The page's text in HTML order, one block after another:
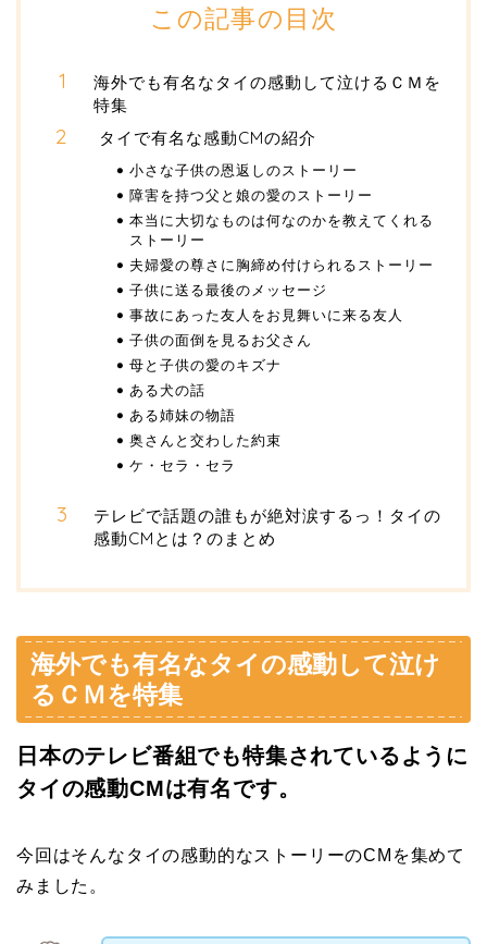
この記事の目次
海外でも有名なタイの感動して泣けるＣＭを
特集
タイで有名な感動CMの紹介
小さな子供の恩返しのストーリー
障害を持つ父と娘の愛のストーリー
本当に大切なものは何なのかを教えてくれる
ストーリー
夫婦愛の尊さに胸締め付けられるストーリー
子供に送る最後のメッセージ
事故にあった友人をお見舞いに来る友人
子供の面倒を見るお父さん
母と子供の愛のキズナ
ある犬の話
ある姉妹の物語
奥さんと交わした約束
ケ・セラ・セラ
テレビで話題の誰もが絶対涙するっ！タイの
感動CMとは？のまとめ
海外でも有名なタイの感動して泣け
るＣＭを特集
日本のテレビ番組でも特集されているように
タイの感動CMは有名です。
今回はそんなタイの感動的なストーリーのCMを集めて
みました。